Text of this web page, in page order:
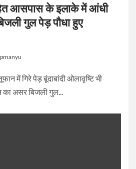
आसपास के इलाके में आंधी
गुल पेड़ पौधा हुए
में गिरे पेड़ बूंदाबांदी ओलावृष्टि भी
का असर बिजली गुल...